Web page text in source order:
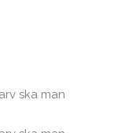
ska man